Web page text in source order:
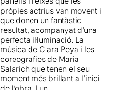
conseqüències, cada
vegada que es posa nom i
cognom a una de les
fatalitats que es van portar a
terme, ens pessiga l’ànima i
aquest text ho torna a fer,es
va guanyant al públic a
mesura que van passant
els minuts.
l'espectacle.
Sempre ha sigut difícil i
arriscat posar sobre la taula
temes com aquests, ja sigui
pels records que
transmeten, pels mals temps
viscuts... PeròGiberga
pròpies actrius van movent i
que donen un fantàstic
resultat, acompanyat d’una
perfecta il·luminació. La
mùsica de Clara Peya i les
coreografies de Maria
Salarich que tenen el seu
moment més brillant a l’inici
de l’obra. I un